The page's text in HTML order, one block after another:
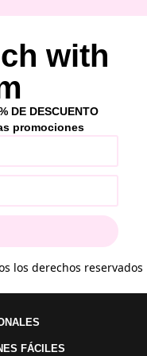
with
DE DESCUENTO
promociones
los derechos reservados
FÁCILES